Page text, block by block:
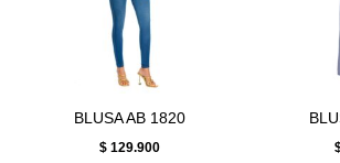
BLUSA AB 1820
$ 129.900